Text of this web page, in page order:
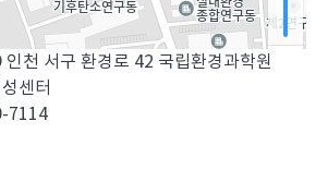
인천 서구 환경로 42 국립환경과학원
센터
7114